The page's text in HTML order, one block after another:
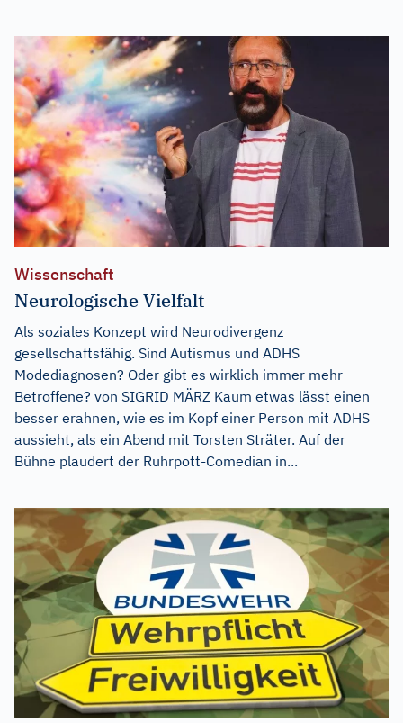
Wissenschaft
Neurologische Vielfalt
Als soziales Konzept wird Neurodivergenz
gesellschaftsfähig. Sind Autismus und ADHS
Modediagnosen? Oder gibt es wirklich immer mehr
Betroffene? von SIGRID MÄRZ Kaum etwas lässt einen
besser erahnen, wie es im Kopf einer Person mit ADHS
aussieht, als ein Abend mit Torsten Sträter. Auf der
Bühne plaudert der Ruhrpott-Comedian in...